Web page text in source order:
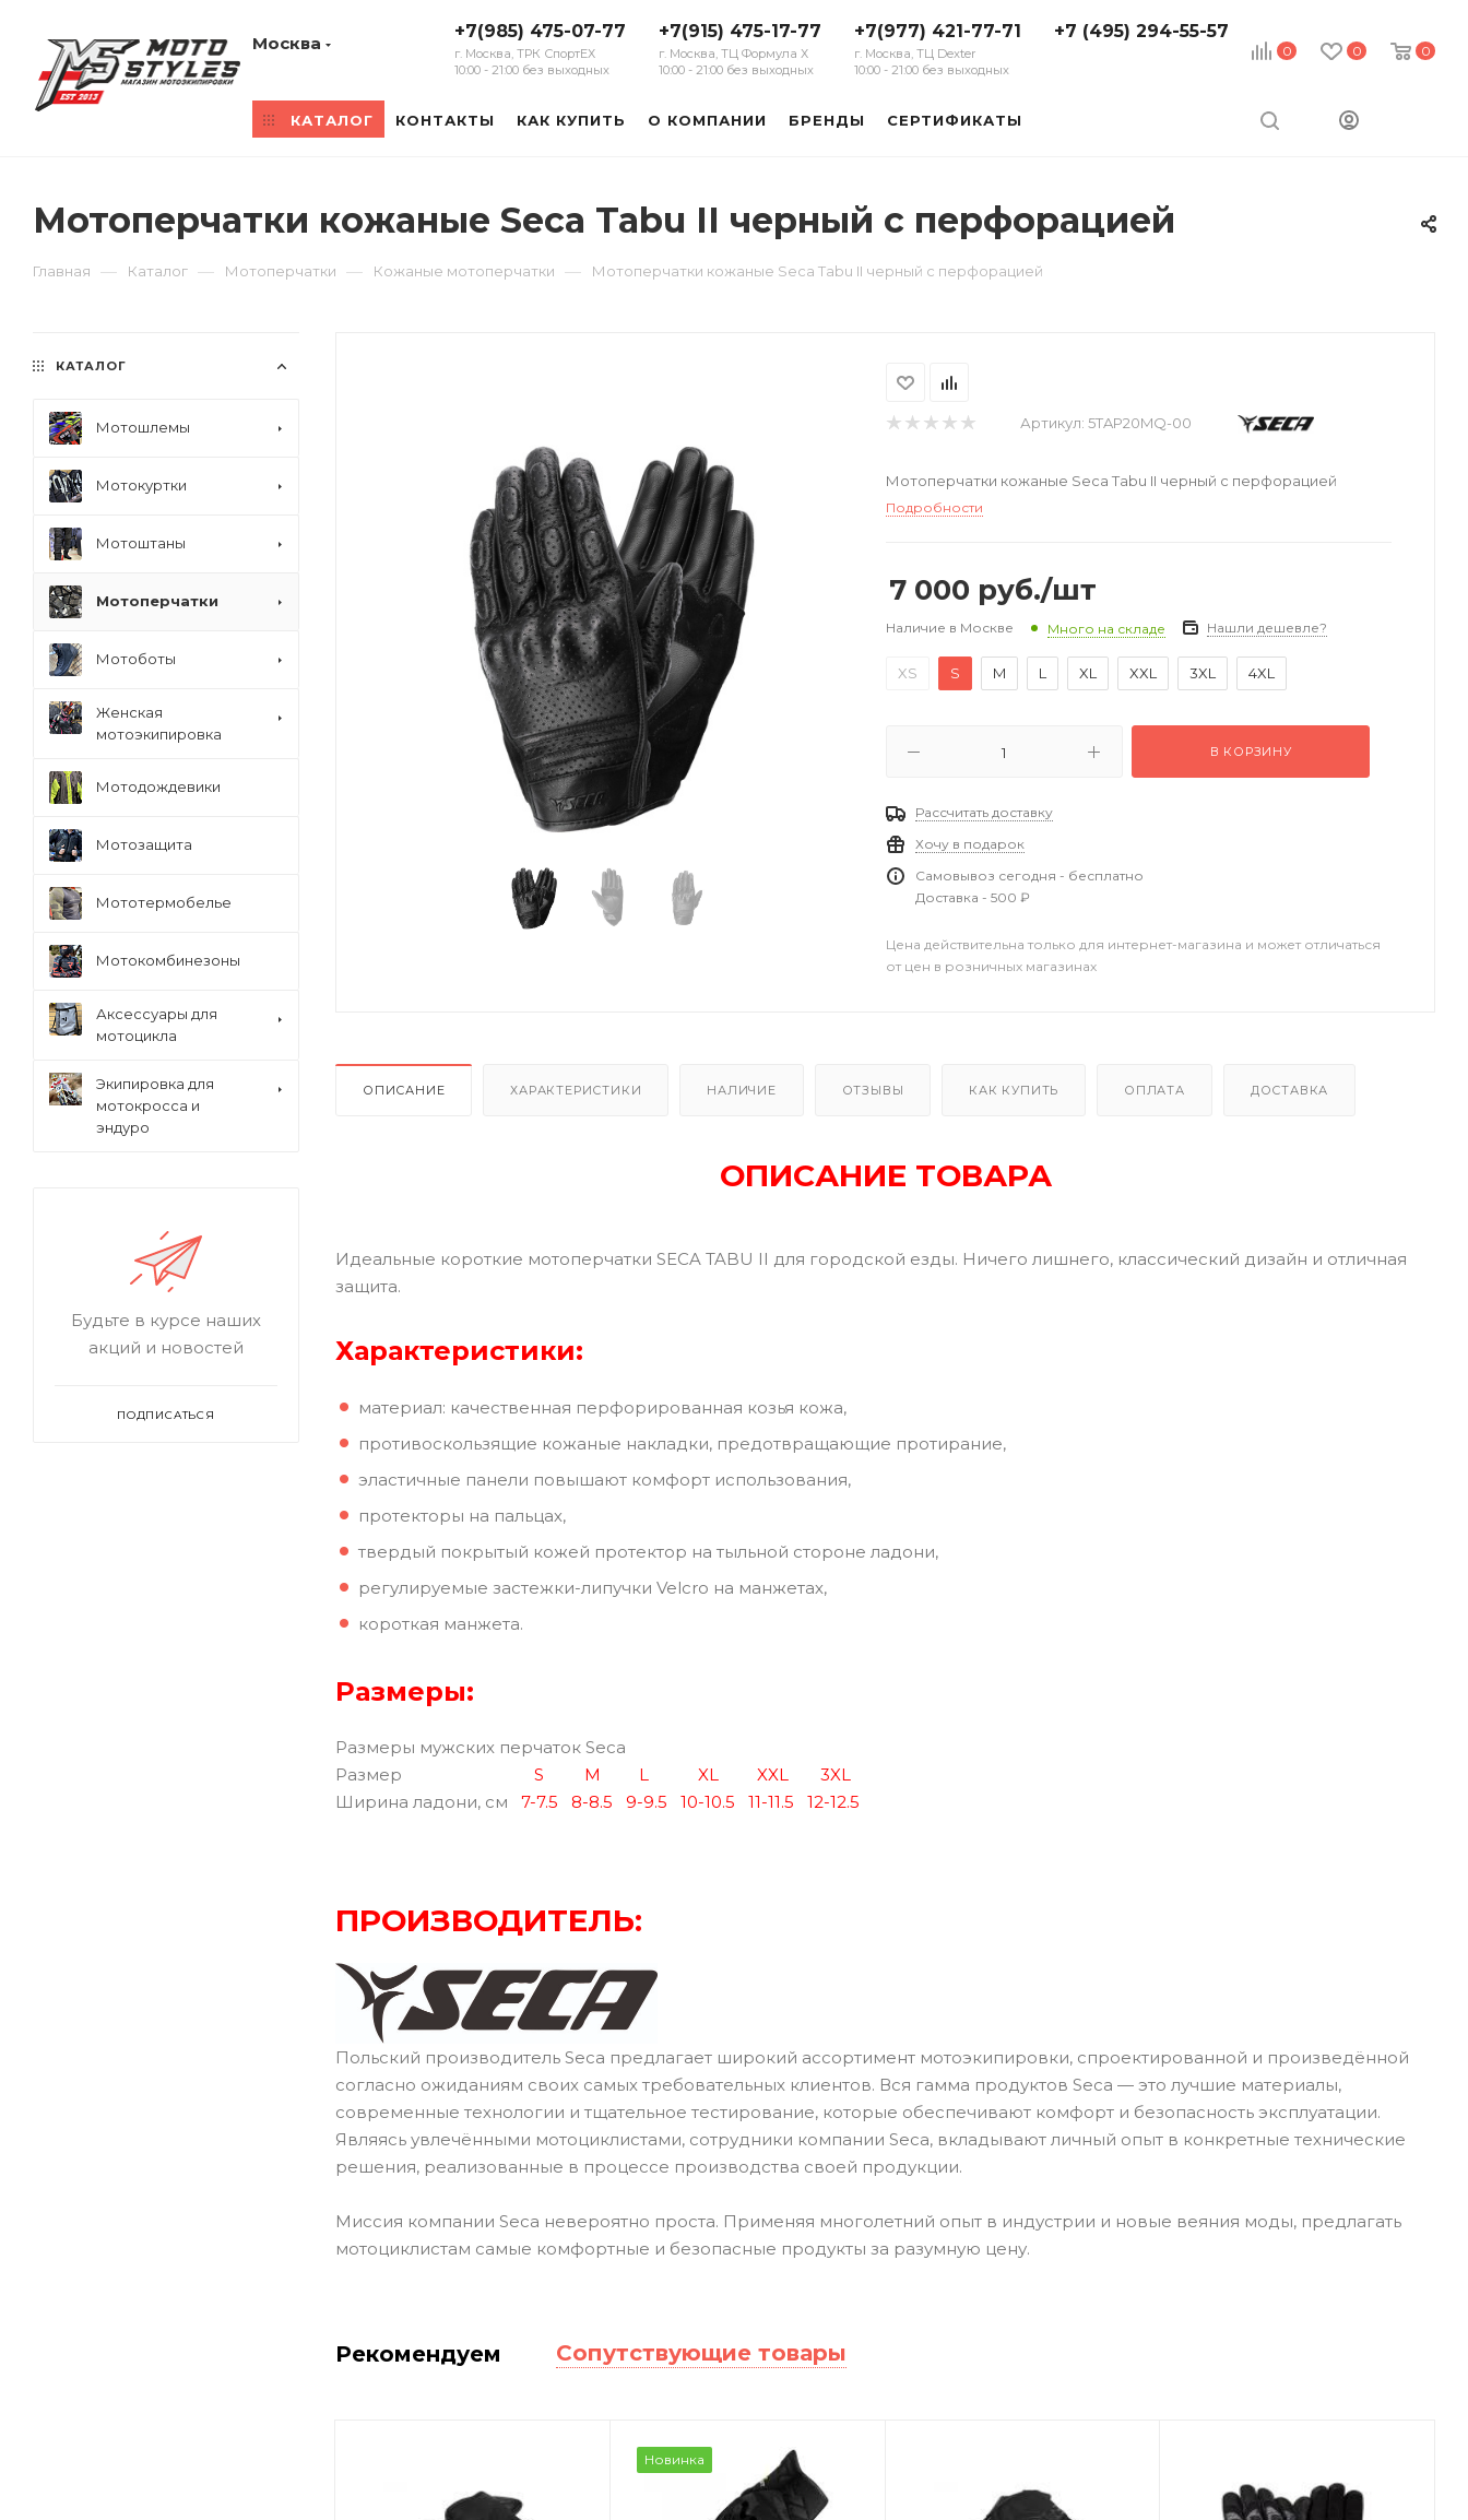
0 0 0
Москва
+7(985) 475-07-77
г. Москва, ТРК СпортЕХ
10:00 - 21:00 без выходных
+7(915) 475-17-77
г. Москва, ТЦ Формула Х
10:00 - 21:00 без выходных
+7(977) 421-77-71
г. Москва, ТЦ Dexter
10:00 - 21:00 без выходных
+7 (495) 294-55-57
КАТАЛОГ КОНТАКТЫ КАК КУПИТЬ О КОМПАНИИ БРЕНДЫ СЕРТИФИКАТЫ
Мотоперчатки кожаные Seca Tabu II черный с перфорацией
Главная — Каталог — Мотоперчатки — Кожаные мотоперчатки — Мотоперчатки кожаные Seca Tabu II черный с перфорацией
Артикул: 5TAP20MQ-00
Мотоперчатки кожаные Seca Tabu II черный с перфорацией
Подробности
7 000 руб./шт
Наличие в Москве Много на складе Нашли дешевле?
XS S M L XL XXL 3XL 4XL
В КОРЗИНУ
Рассчитать доставку
Хочу в подарок
Самовывоз сегодня - бесплатно
Доставка - 500 ₽
Цена действительна только для интернет-магазина и может отличаться
от цен в розничных магазинах
ОПИСАНИЕ ХАРАКТЕРИСТИКИ НАЛИЧИЕ ОТЗЫВЫ КАК КУПИТЬ ОПЛАТА ДОСТАВКА
ОПИСАНИЕ ТОВАРА
Идеальные короткие мотоперчатки SECA TABU II для городской езды. Ничего лишнего, классический дизайн и отличная
защита.
Характеристики:
материал: качественная перфорированная козья кожа,
противоскользящие кожаные накладки, предотвращающие протирание,
эластичные панели повышают комфорт использования,
протекторы на пальцах,
твердый покрытый кожей протектор на тыльной стороне ладони,
регулируемые застежки-липучки Velcro на манжетах,
короткая манжета.
Размеры:
Размеры мужских перчаток Seca
Pазмер
S M L XL XXL
3XL
Ширина ладони, см
7-7.5 8-8.5 9-9.5 10-10.5 11-11.5 12-12.5
ПРОИЗВОДИТЕЛЬ:
Польский производитель Seca предлагает широкий ассортимент мотоэкипировки, спроектированной и произведённой
согласно ожиданиям своих самых требовательных клиентов. Вся гамма продуктов Seca — это лучшие материалы,
современные технологии и тщательное тестирование, которые обеспечивают комфорт и безопасность эксплуатации.
Являясь увлечёнными мотоциклистами, сотрудники компании Seca, вкладывают личный опыт в конкретные технические
решения, реализованные в процессе производства своей продукции.
Миссия компании Seca невероятно проста. Применяя многолетний опыт в индустрии и новые веяния моды, предлагать
мотоциклистам самые комфортные и безопасные продукты за разумную цену.
Рекомендуем Сопутствующие товары
Новинка
КАТАЛОГ
Мотошлемы
Мотокуртки
Мотоштаны
Мотоперчатки
Мотоботы
Женская
мотоэкипировка
Мотодождевики
Мотозащита
Мототермобелье
Мотокомбинезоны
Аксессуары для
мотоцикла
Экипировка для
мотокросса и
эндуро
Будьте в курсе наших
акций и новостей
ПОДПИСАТЬСЯ